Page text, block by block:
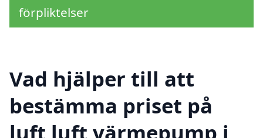
förpliktelser
Vad hjälper till att
bestämma priset på
luft luft värmepump i